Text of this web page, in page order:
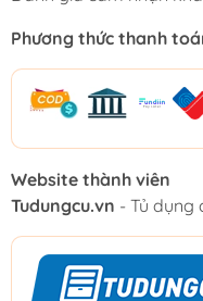
Phương thức thanh
Website thành viên
Tudungcu.vn - Tủ dụng